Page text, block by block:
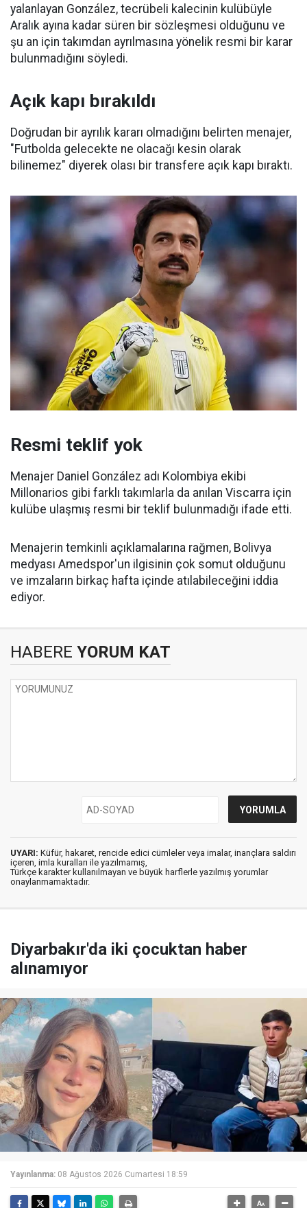
yalanlayan González, tecrübeli kalecinin kulübüyle
Aralık ayına kadar süren bir sözleşmesi olduğunu ve
şu an için takımdan ayrılmasına yönelik resmi bir karar
bulunmadığını söyledi.
Açık kapı bırakıldı
Doğrudan bir ayrılık kararı olmadığını belirten menajer,
"Futbolda gelecekte ne olacağı kesin olarak
bilinemez" diyerek olası bir transfere açık kapı bıraktı.
Resmi teklif yok
Menajer Daniel González adı Kolombiya ekibi
Millonarios gibi farklı takımlarla da anılan Viscarra için
kulübe ulaşmış resmi bir teklif bulunmadığı ifade etti.
Menajerin temkinli açıklamalarına rağmen, Bolivya
medyası Amedspor'un ilgisinin çok somut olduğunu
ve imzaların birkaç hafta içinde atılabileceğini iddia
ediyor.
HABERE YORUM KAT
UYARI: Küfür, hakaret, rencide edici cümleler veya imalar, inançlara saldırı
içeren, imla kuralları ile yazılmamış,
Türkçe karakter kullanılmayan ve büyük harflerle yazılmış yorumlar
onaylanmamaktadır.
Diyarbakır'da iki çocuktan haber
alınamıyor
Yayınlanma: 08 Ağustos 2026 Cumartesi 18:59